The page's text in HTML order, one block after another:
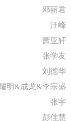
邓丽君
汪峰
萧亚轩
张学友
刘德华
明&成龙&李宗盛
张宇
彭佳慧